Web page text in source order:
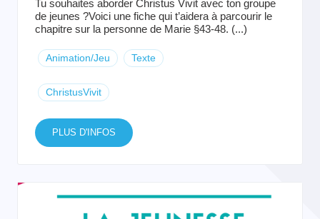
Tu souhaites aborder Christus Vivit avec ton groupe
de jeunes ?Voici une fiche qui t’aidera à parcourir le
chapitre sur la personne de Marie §43-48. (...)
Animation/Jeu Texte
ChristusVivit
PLUS D'INFOS